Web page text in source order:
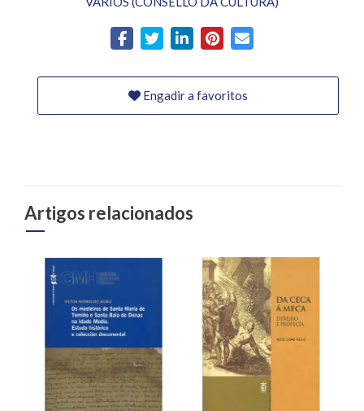
Engadir a favoritos
Artigos relacionados